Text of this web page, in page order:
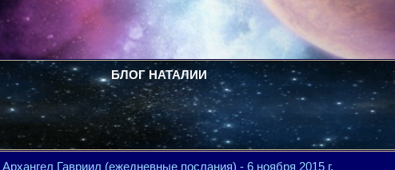
БЛОГ НАТАЛИИ
Архангел Гавриил (ежедневные послания) - 6 ноября 2015 г.